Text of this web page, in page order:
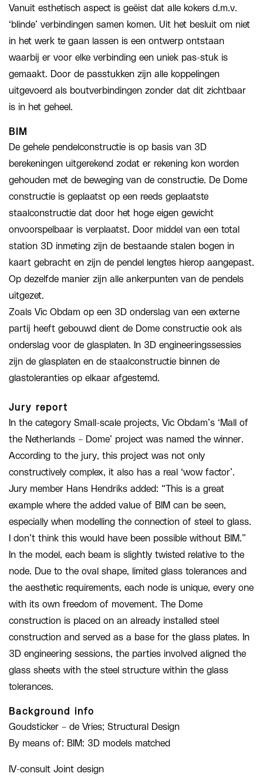
Vanuit esthetisch aspect is geëist dat alle kokers d.m.v.
‘blinde’ verbindingen samen komen. Uit het besluit om niet
in het werk te gaan lassen is een ontwerp ontstaan
waarbij er voor elke verbinding een uniek pas-stuk is
gemaakt. Door de passtukken zijn alle koppelingen
uitgevoerd als boutverbindingen zonder dat dit zichtbaar
is in het geheel.
BIM
De gehele pendelconstructie is op basis van 3D
berekeningen uitgerekend zodat er rekening kon worden
gehouden met de beweging van de constructie. De Dome
constructie is geplaatst op een reeds geplaatste
staalconstructie dat door het hoge eigen gewicht
onvoorspelbaar is verplaatst. Door middel van een total
station 3D inmeting zijn de bestaande stalen bogen in
kaart gebracht en zijn de pendel lengtes hierop aangepast.
Op dezelfde manier zijn alle ankerpunten van de pendels
uitgezet.
Zoals Vic Obdam op een 3D onderslag van een externe
partij heeft gebouwd dient de Dome constructie ook als
onderslag voor de glasplaten. In 3D engineeringssessies
zijn de glasplaten en de staalconstructie binnen de
glastoleranties op elkaar afgestemd.
Jury report
In the category Small-scale projects, Vic Obdam’s ‘Mall of
the Netherlands – Dome’ project was named the winner.
According to the jury, this project was not only
constructively complex, it also has a real ‘wow factor’.
Jury member Hans Hendriks added: “This is a great
example where the added value of BIM can be seen,
especially when modelling the connection of steel to glass.
I don’t think this would have been possible without BIM.”
In the model, each beam is slightly twisted relative to the
node. Due to the oval shape, limited glass tolerances and
the aesthetic requirements, each node is unique, every one
with its own freedom of movement. The Dome
construction is placed on an already installed steel
construction and served as a base for the glass plates. In
3D engineering sessions, the parties involved aligned the
glass sheets with the steel structure within the glass
tolerances.
Background info
Goudsticker – de Vries; Structural Design
By means of: BIM: 3D models matched
IV-consult Joint design